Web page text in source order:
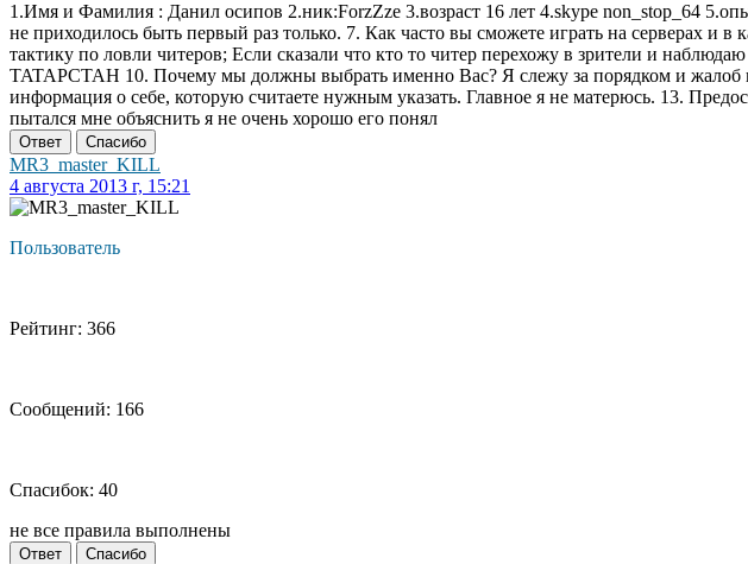
1.Имя и Фамилия : Данил осипов 2.ник:ForzZze 3.возраст 16 лет 4.skype non_stop_64
не приходилось быть первый раз только. 7. Как часто вы сможете играть на серверах
тактику по ловли читеров; Если сказали что кто то читер перехожу в зрители и
TATAPCTAH 10. Почему мы должны выбрать именно Вас? Я слежу за порядком и жалоб
информация о себе, которую считаете нужным указать. Главное я не матерюсь. 13.
пытался мне объяснить я не очень хорошо его понял
Ответ Спасибо
MR3_master_KILL
4 августа 2013 г, 15:21
Пользователь
Рейтинг: 366
Сообщений: 166
Спасибок: 40
не все правила выполнены
Ответ Спасибо